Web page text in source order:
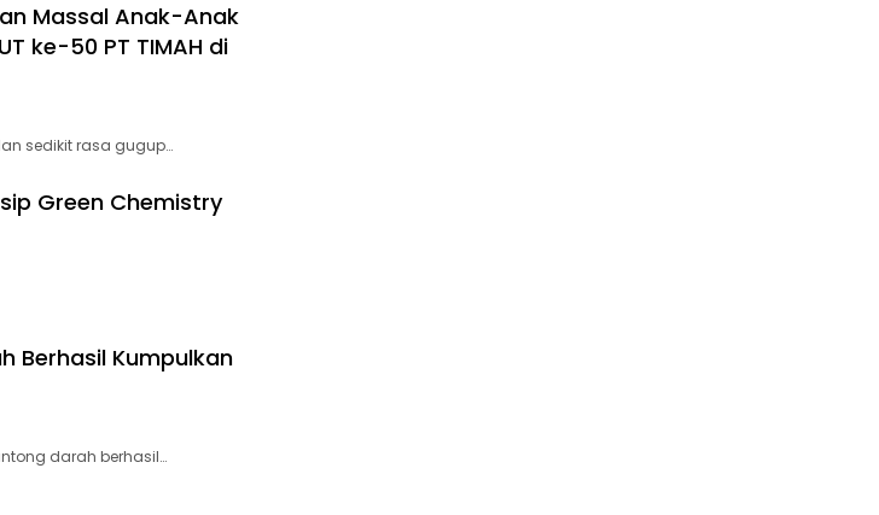
Massal Anak-Anak
ke-50 PT TIMAH di
sedikit rasa gugup…
Green Chemistry
Berhasil Kumpulkan
darah berhasil…